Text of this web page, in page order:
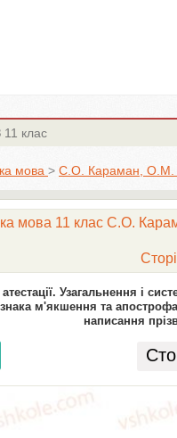
11 клас
мова > С.О. Караман, О.М.
мова 11 клас С.О.
Узагальнення і
м'якшення та
написання